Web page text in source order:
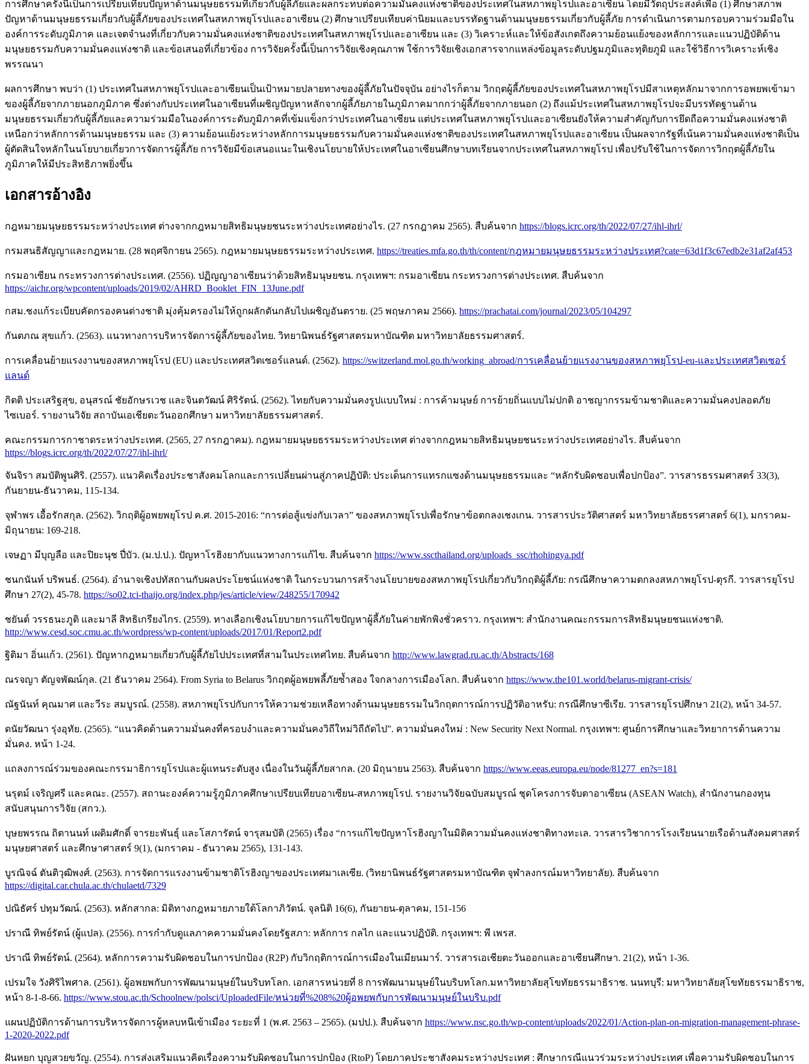
การศึกษาครั้งนี้เป็นการเปรียบเทียบปัญหาด้านมนุษยธรรมที่เกี่ยวกับผู้ลี้ภัยและผลกระทบต่อความมั่นคงแห่งชาติของประเทศในสหภาพยุโรปและอาเซียน โดยมีวัตถุประสงค์เพื่อ (1) ศึกษาสภาพ
ปัญหาด้านมนุษยธรรมเกี่ยวกับผู้ลี้ภัยของประเทศในสหภาพยุโรปและอาเซียน (2) ศึกษาเปรียบเทียบค่านิยมและบรรทัดฐานด้านมนุษยธรรมเกี่ยวกับผู้ลี้ภัย การดำเนินการตามกรอบความร่วมมือใน
องค์การระดับภูมิภาค และเจตจำนงที่เกี่ยวกับความมั่นคงแห่งชาติของประเทศในสหภาพยุโรปและอาเซียน และ (3) วิเคราะห์และให้ข้อสังเกตถึงความย้อนแย้งของหลักการและแนวปฏิบัติด้าน
มนุษยธรรมกับความมั่นคงแห่งชาติ และข้อเสนอที่เกี่ยวข้อง การวิจัยครั้งนี้เป็นการวิจัยเชิงคุณภาพ ใช้การวิจัยเชิงเอกสารจากแหล่งข้อมูลระดับปฐมภูมิและทุติยภูมิ และใช้วิธีการวิเคราะห์เชิง
พรรณนา
ผลการศึกษา พบว่า (1) ประเทศในสหภาพยุโรปและอาเซียนเป็นเป้าหมายปลายทางของผู้ลี้ภัยในปัจจุบัน อย่างไรก็ตาม วิกฤตผู้ลี้ภัยของประเทศในสหภาพยุโรปมีสาเหตุหลักมาจากการอพยพเข้ามา
ของผู้ลี้ภัยจากภายนอกภูมิภาค ซึ่งต่างกับประเทศในอาเซียนที่เผชิญปัญหาหลักจากผู้ลี้ภัยภายในภูมิภาคมากกว่าผู้ลี้ภัยจากภายนอก (2) ถึงแม้ประเทศในสหภาพยุโรปจะมีบรรทัดฐานด้าน
มนุษยธรรมเกี่ยวกับผู้ลี้ภัยและความร่วมมือในองค์การระดับภูมิภาคที่เข้มแข็งกว่าประเทศในอาเซียน แต่ประเทศในสหภาพยุโรปและอาเซียนยังให้ความสำคัญกับการยึดถือความมั่นคงแห่งชาติ
เหนือกว่าหลักการด้านมนุษยธรรม และ (3) ความย้อนแย้งระหว่างหลักการมนุษยธรรมกับความมั่นคงแห่งชาติของประเทศในสหภาพยุโรปและอาเซียน เป็นผลจากรัฐที่เน้นความมั่นคงแห่งชาติเป็น
ผู้ตัดสินใจหลักในนโยบายเกี่ยวการจัดการผู้ลี้ภัย การวิจัยมีข้อเสนอแนะในเชิงนโยบายให้ประเทศในอาเซียนศึกษาบทเรียนจากประเทศในสหภาพยุโรป เพื่อปรับใช้ในการจัดการวิกฤตผู้ลี้ภัยใน
ภูมิภาคให้มีประสิทธิภาพยิ่งขึ้น
เอกสารอ้างอิง
กฎหมายมนุษยธรรมระหว่างประเทศ ต่างจากกฎหมายสิทธิมนุษยชนระหว่างประเทศอย่างไร. (27 กรกฎาคม 2565). สืบค้นจาก https://blogs.icrc.org/th/2022/07/27/ihl-ihrl/
กรมสนธิสัญญาและกฎหมาย. (28 พฤศจิกายน 2565). กฎหมายมนุษยธรรมระหว่างประเทศ. https://treaties.mfa.go.th/th/content/กฎหมายมนุษยธรรมระหว่างประเทศ?cate=63d1f3c67edb2e31af2af453
กรมอาเซียน กระทรวงการต่างประเทศ. (2556). ปฏิญญาอาเซียนว่าด้วยสิทธิมนุษยชน. กรุงเทพฯ: กรมอาเซียน กระทรวงการต่างประเทศ. สืบค้นจาก
https://aichr.org/wpcontent/uploads/2019/02/AHRD_Booklet_FIN_13June.pdf
กสม.ชงแก้ระเบียบคัดกรองคนต่างชาติ มุ่งคุ้มครองไม่ให้ถูกผลักดันกลับไปเผชิญอันตราย. (25 พฤษภาคม 2566). https://prachatai.com/journal/2023/05/104297
กันตภณ สุขแก้ว. (2563). แนวทางการบริหารจัดการผู้ลี้ภัยของไทย. วิทยานิพนธ์รัฐศาสตรมหาบัณฑิต มหาวิทยาลัยธรรมศาสตร์.
การเคลื่อนย้ายแรงงานของสหภาพยุโรป (EU) และประเทศสวิตเซอร์แลนด์. (2562). https://switzerland.mol.go.th/working_abroad/การเคลื่อนย้ายแรงงานของสหภาพยุโรป-eu-และประเทศสวิตเซอร์
แลนด์
กิตติ ประเสริฐสุข, อนุสรณ์ ชัยอักษรเวช และจินตวัฒน์ ศิริรัตน์. (2562). ไทยกับความมั่นคงรูปแบบใหม่ : การค้ามนุษย์ การย้ายถิ่นแบบไม่ปกติ อาชญากรรมข้ามชาติและความมั่นคงปลอดภัย
ไซเบอร์. รายงานวิจัย สถาบันเอเชียตะวันออกศึกษา มหาวิทยาลัยธรรมศาสตร์.
คณะกรรมการกาชาดระหว่างประเทศ. (2565, 27 กรกฎาคม). กฎหมายมนุษยธรรมระหว่างประเทศ ต่างจากกฎหมายสิทธิมนุษยชนระหว่างประเทศอย่างไร. สืบค้นจาก
https://blogs.icrc.org/th/2022/07/27/ihl-ihrl/
จันจิรา สมบัติพูนศิริ. (2557). แนวคิดเรื่องประชาสังคมโลกและการเปลี่ยนผ่านสู่ภาคปฏิบัติ: ประเด็นการแทรกแซงด้านมนุษยธรรมและ “หลักรับผิดชอบเพื่อปกป้อง”. วารสารธรรมศาสตร์ 33(3),
กันยายน-ธันวาคม, 115-134.
จุฬาพร เอื้อรักสกุล. (2562). วิกฤติผู้อพยพยุโรป ค.ศ. 2015-2016: “การต่อสู้แข่งกับเวลา” ของสหภาพยุโรปเพื่อรักษาข้อตกลงเชงเกน. วารสารประวัติศาสตร์ มหาวิทยาลัยธรรศาสตร์ 6(1), มกราคม-
มิถุนายน: 169-218.
เจษฏา มีบุญลือ และปิยะนุช ปี่บัว. (ม.ป.ป.). ปัญหาโรฮิงยากับแนวทางการแก้ไข. สืบค้นจาก https://www.sscthailand.org/uploads_ssc/rhohingya.pdf
ชนกนันท์ บริพนธ์. (2564). อำนาจเชิงปทัสถานกับผลประโยชน์แห่งชาติ ในกระบวนการสร้างนโยบายของสหภาพยุโรปเกี่ยวกับวิกฤติผู้ลี้ภัย: กรณีศึกษาความตกลงสหภาพยุโรป-ตุรกี. วารสารยุโรป
ศึกษา 27(2), 45-78. https://so02.tci-thaijo.org/index.php/jes/article/view/248255/170942
ชยันต์ วรรธนะภูติ และมาลี สิทธิเกรียงไกร. (2559). ทางเลือกเชิงนโยบายการแก้ไขปัญหาผู้ลี้ภัยในค่ายพักพิงชั่วคราว. กรุงเทพฯ: สำนักงานคณะกรรมการสิทธิมนุษยชนแห่งชาติ.
http://www.cesd.soc.cmu.ac.th/wordpress/wp-content/uploads/2017/01/Report2.pdf
ฐิติมา อิ่นแก้ว. (2561). ปัญหากฎหมายเกี่ยวกับผู้ลี้ภัยไปประเทศที่สามในประเทศไทย. สืบค้นจาก http://www.lawgrad.ru.ac.th/Abstracts/168
ณรจญา ตัญจพัฒน์กุล. (21 ธันวาคม 2564). From Syria to Belarus วิกฤตผู้อพยพลี้ภัยซ้ำสอง ใจกลางการเมืองโลก. สืบค้นจาก https://www.the101.world/belarus-migrant-crisis/
ณัฐนันท์ คุณมาศ และวีระ สมบูรณ์. (2558). สหภาพยุโรปกับการให้ความช่วยเหลือทางด้านมนุษยธรรมในวิกฤตการณ์การปฏิวัติอาหรับ: กรณีศึกษาซีเรีย. วารสารยุโรปศึกษา 21(2), หน้า 34-57.
ดนัยวัฒนา รุ่งอุทัย. (2565). “แนวคิดด้านความมั่นคงที่ครอบงำและความมั่นคงวิถีใหม่วิถีถัดไป”. ความมั่นคงใหม่ : New Security Next Normal. กรุงเทพฯ: ศูนย์การศึกษาและวิทยาการด้านความ
มั่นคง. หน้า 1-24.
แถลงการณ์ร่วมของคณะกรรมาธิการยุโรปและผู้แทนระดับสูง เนื่องในวันผู้ลี้ภัยสากล. (20 มิถุนายน 2563). สืบค้นจาก https://www.eeas.europa.eu/node/81277_en?s=181
นรุตม์ เจริญศรี และคณะ. (2557). สถานะองค์ความรู้ภูมิภาคศึกษาเปรียบเทียบอาเซียน-สหภาพยุโรป. รายงานวิจัยฉบับสมบูรณ์ ชุดโครงการจับตาอาเซียน (ASEAN Watch), สำนักงานกองทุน
สนับสนุนการวิจัย (สกว.).
บุษยพรรณ ถิตานนท์ เผดิมศักดิ์ จารยะพันธุ์ และโสภารัตน์ จารุสมบัติ (2565) เรื่อง “การแก้ไขปัญหาโรฮิงญาในมิติความมั่นคงแห่งชาติทางทะเล. วารสารวิชาการโรงเรียนนายเรือด้านสังคมศาสตร์
มนุษยศาสตร์ และศึกษาศาสตร์ 9(1), (มกราคม - ธันวาคม 2565), 131-143.
บูรณิจฉ์ ตันติวุฒิพงศ์. (2563). การจัดการแรงงานข้ามชาติโรฮิงญาของประเทศมาเลเซีย. (วิทยานิพนธ์รัฐศาสตรมหาบัณฑิต จุฬาลงกรณ์มหาวิทยาลัย). สืบค้นจาก
https://digital.car.chula.ac.th/chulaetd/7329
ปณิธัศร์ ปทุมวัฒน์. (2563). หลักสากล: มิติทางกฎหมายภายใต้โลกาภิวัตน์. จุลนิติ 16(6), กันยายน-ตุลาคม, 151-156
ปราณี ทิพย์รัตน์ (ผู้แปล). (2556). การกำกับดูแลภาคความมั่นคงโดยรัฐสภา: หลักการ กลไก และแนวปฏิบัติ. กรุงเทพฯ: พี เพรส.
ปราณี ทิพย์รัตน์. (2564). หลักการความรับผิดชอบในการปกป้อง (R2P) กับวิกฤติการณ์การเมืองในเมียนมาร์. วารสารเอเชียตะวันออกและอาเซียนศึกษา. 21(2), หน้า 1-36.
เปรมใจ วังศิริไพศาล. (2561). ผู้อพยพกับการพัฒนามนุษย์ในบริบทโลก. เอกสารหน่วยที่ 8 การพัฒนามนุษย์ในบริบทโลก.มหาวิทยาลัยสุโขทัยธรรมาธิราช. นนทบุรี: มหาวิทยาลัยสุโขทัยธรรมาธิราช,
หน้า 8-1-8-66. https://www.stou.ac.th/Schoolnew/polsci/UploadedFile/หน่วยที่%208%20ผู้อพยพกับการพัฒนามนุษย์ในบริบ.pdf
แผนปฏิบัติการด้านการบริหารจัดการผู้หลบหนีเข้าเมือง ระยะที่ 1 (พ.ศ. 2563 – 2565). (มปป.). สืบค้นจาก https://www.nsc.go.th/wp-content/uploads/2022/01/Action-plan-on-migration-management-phrase-
1-2020-2022.pdf
ฝันหยก บุญสวยขวัญ. (2554). การส่งเสริมแนวคิดเรื่องความรับผิดชอบในการปกป้อง (RtoP) โดยภาคประชาสังคมระหว่างประเทศ : ศึกษากรณีแนวร่วมระหว่างประเทศ เพื่อความรับผิดชอบในการ